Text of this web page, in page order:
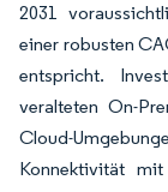
2031
einer robusten
entspricht.
veralteten On-
Cloud-
Konnektivität